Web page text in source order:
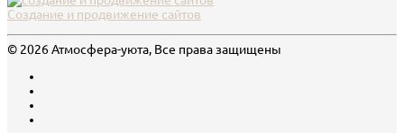
Создание и продвижение сайтов
© 2026 Атмосфера-уюта, Все права защищены